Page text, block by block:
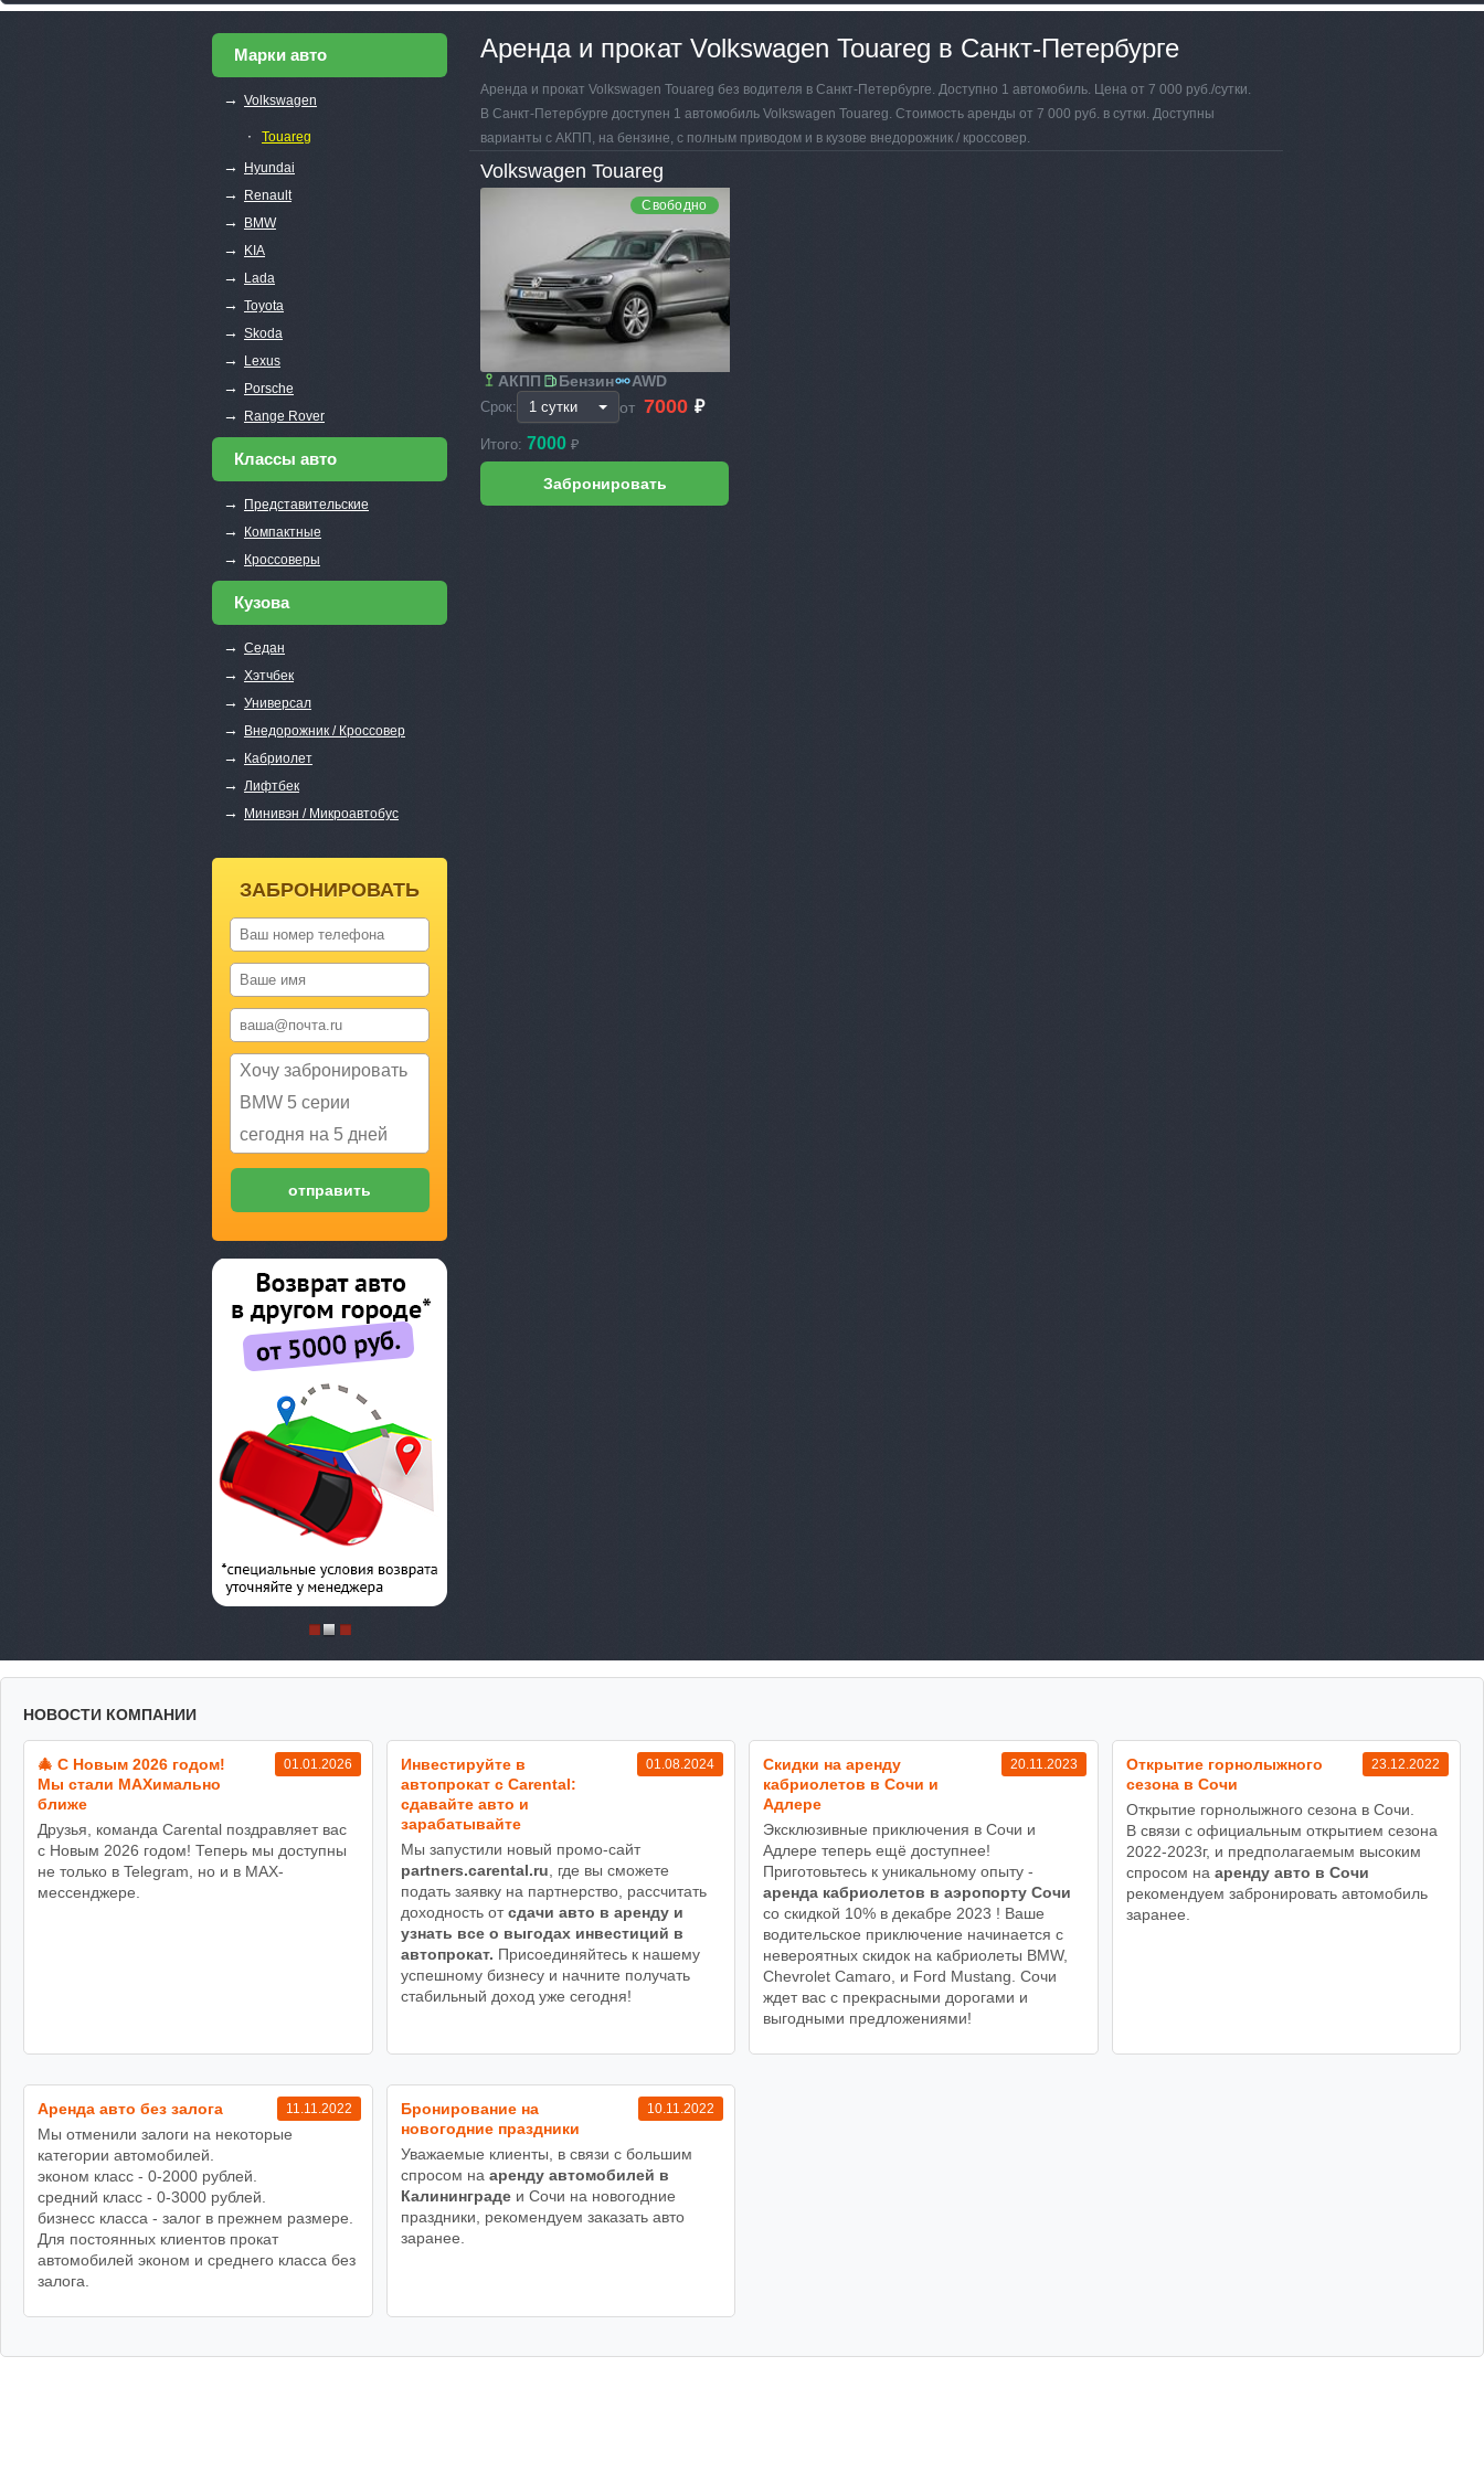
Марки авто
→ Volkswagen
∙ Touareg
→ Hyundai
→ Renault
→ BMW
→ KIA
→ Lada
→ Toyota
→ Skoda
→ Lexus
→ Porsche
→ Range Rover
Классы авто
→ Представительские
→ Компактные
→ Кроссоверы
Кузова
→ Седан
→ Хэтчбек
→ Универсал
→ Внедорожник / Кроссовер
→ Кабриолет
→ Лифтбек
→ Минивэн / Микроавтобус
ЗАБРОНИРОВАТЬ
Аренда и прокат Volkswagen Touareg в Санкт-Петербурге
Аренда и прокат Volkswagen Touareg без водителя в Санкт-Петербурге. Доступно 1 автомобиль. Цена от 7 000 руб./сутки.
В Санкт-Петербурге доступен 1 автомобиль Volkswagen Touareg. Стоимость аренды от 7 000 руб. в сутки. Доступны
варианты с АКПП, на бензине, с полным приводом и в кузове внедорожник / кроссовер.
Volkswagen Touareg
Свободно
АКПП Бензин AWD
Срок: от 7000 ₽
Итого: 7000 ₽
НОВОСТИ КОМПАНИИ
01.01.2026
🎄 С Новым 2026 годом!
Мы стали MAXимально
ближе
Друзья, команда Carental поздравляет вас
с Новым 2026 годом! Теперь мы доступны
не только в Telegram, но и в MAX-
мессенджере.
01.08.2024
Инвестируйте в
автопрокат с Carental:
сдавайте авто и
зарабатывайте
Мы запустили новый промо-сайт
partners.carental.ru , где вы сможете
подать заявку на партнерство, рассчитать
доходность отсдачи авто в аренду и
узнать все о выгодах инвестиций в
автопрокат. Присоединяйтесь к нашему
успешному бизнесу и начните получать
стабильный доход уже сегодня!
20.11.2023
Cкидки на аренду
кабриолетов в Сочи и
Адлере
Эксклюзивные приключения в Сочи и
Адлере теперь ещё доступнее!
Приготовьтесь к уникальному опыту -
аренда кабриолетов в аэропорту Сочи
со скидкой 10% в декабре 2023 ! Ваше
водительское приключение начинается с
невероятных скидок на кабриолеты BMW,
Chevrolet Camaro, и Ford Mustang. Сочи
ждет вас с прекрасными дорогами и
выгодными предложениями!
23.12.2022
Открытие горнолыжного
сезона в Сочи
Открытие горнолыжного сезона в Сочи.
В связи с официальным открытием сезона
2022-2023г, и предполагаемым высоким
спросом на аренду авто в Сочи
рекомендуем забронировать автомобиль
заранее.
11.11.2022
Аренда авто без залога
Мы отменили залоги на некоторые
категории автомобилей.
эконом класс - 0-2000 рублей.
средний класс - 0-3000 рублей.
бизнесс класса - залог в прежнем размере.
Для постоянных клиентов прокат
автомобилей эконом и среднего класса без
залога.
10.11.2022
Бронирование на
новогодние праздники
Уважаемые клиенты, в связи с большим
спросом на аренду автомобилей в
Калининградеи Сочи на новогодние
праздники, рекомендуем заказать авто
заранее.